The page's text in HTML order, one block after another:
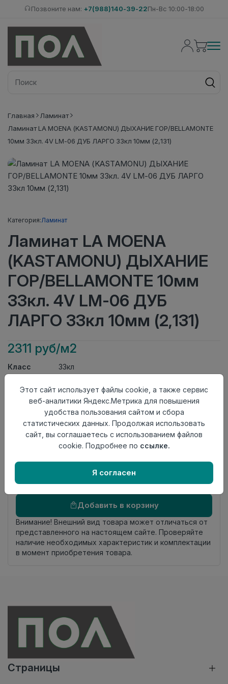
Позвоните нам: +7(988)140-39-22Пн-Вс 10:00-18:00
Главная
Ламинат
Ламинат LA MOENA (KASTAMONU) ДЫХАНИЕ ГОР/BELLAMONTE
10мм 33кл. 4V LM-06 ДУБ ЛАРГО 33кл 10мм (2,131)
Категория:Ламинат
Ламинат LA MOENA
(KASTAMONU) ДЫХАНИЕ
ГОР/BELLAMONTE 10мм
33кл. 4V LM-06 ДУБ
ЛАРГО 33кл 10мм (2,131)
2311 руб/м2
Класс
33кл
Толщина
10мм
Размер
1380×193мм
Теплый пол
до +27 градусов
Фаска
4V
UniClick
происхождения
Россия
Осталось54 упак
Добавить в корзину
Внимание! Внешний вид товара может отличаться от
представленного на настоящем сайте. Проверяйте
наличие необходимых характеристик и комплектации
в момент приобретения товара.
Страницы
Этот сайт использует файлы cookie, а также сервис
веб-аналитики Яндекс.Метрика для повышения
удобства пользования сайтом и сбора
статистических данных. Продолжая использовать
сайт, вы соглашаетесь с использованием файлов
cookie. Подробнее по ссылке.
Я согласен